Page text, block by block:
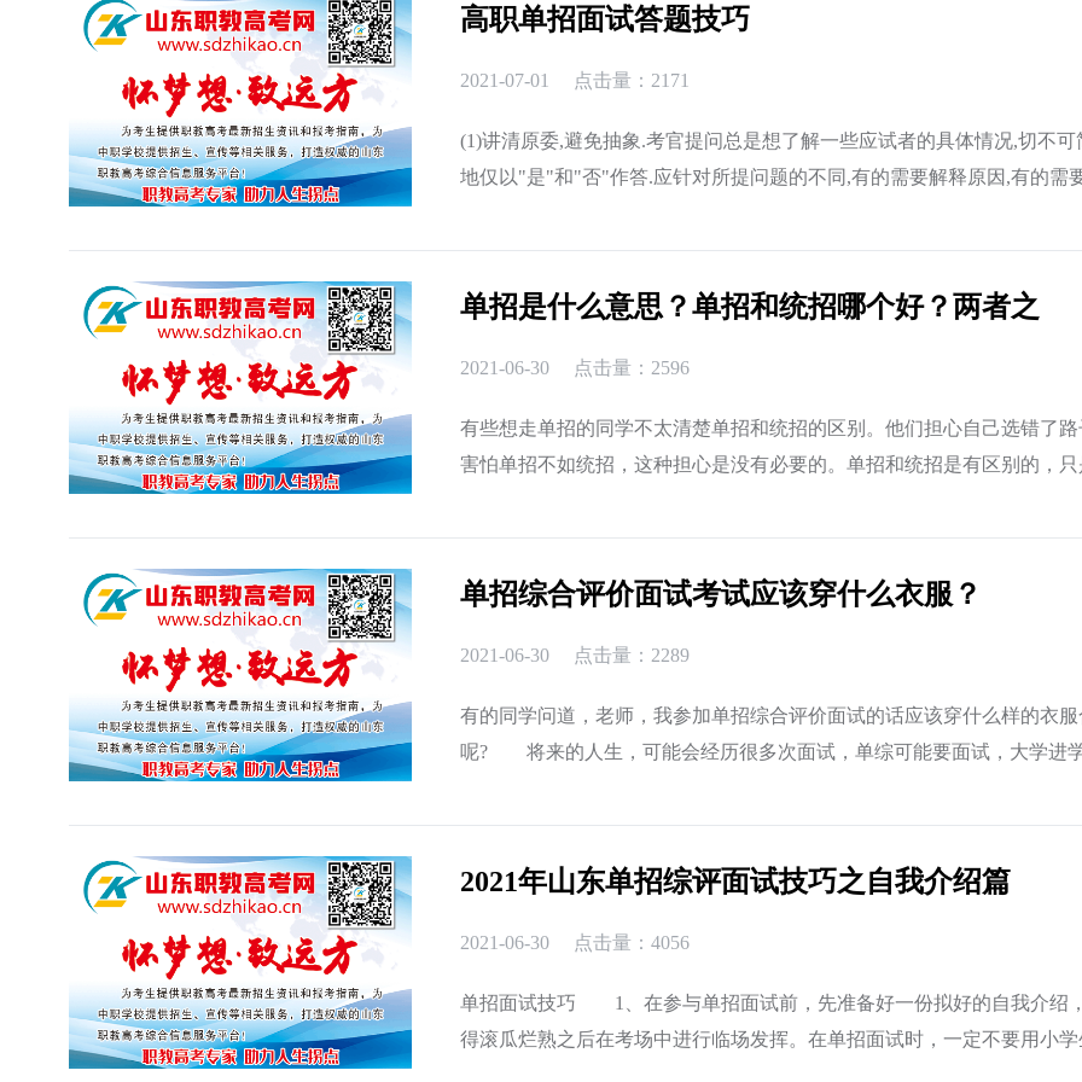
高职单招面试答题技巧
2021-07-01 点击量：2171
(1)讲清原委,避免抽象.考官提问总是想了解一些应试者的具体情况,切不可
地仅以"是"和"否"作答.应针对所提问题的不同,有的需要解释原因,有的需
单招是什么意思？单招和统招哪个好？两者之
2021-06-30 点击量：2596
有些想走单招的同学不太清楚单招和统招的区别。他们担心自己选错了路
害怕单招不如统招，这种担心是没有必要的。单招和统招是有区别的，只
单招综合评价面试考试应该穿什么衣服？
2021-06-30 点击量：2289
有的同学问道，老师，我参加单招综合评价面试的话应该穿什么样的衣
呢? 将来的人生，可能会经历很多次面试，单综可能要面试，大学进
2021年山东单招综评面试技巧之自我介绍篇
2021-06-30 点击量：4056
单招面试技巧 1、在参与单招面试前，先准备好一份拟好的自我介绍
得滚瓜烂熟之后在考场中进行临场发挥。在单招面试时，一定不要用小学